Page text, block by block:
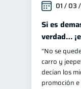
01 / 03
Si es
verdad…
“No se
carro y
decían los
promoción